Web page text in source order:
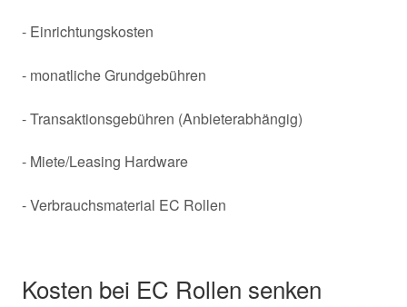
- Einrichtungskosten
- monatliche Grundgebühren
- Transaktionsgebühren (Anbieterabhängig)
- Miete/Leasing Hardware
- Verbrauchsmaterial EC Rollen
Kosten bei EC Rollen senken